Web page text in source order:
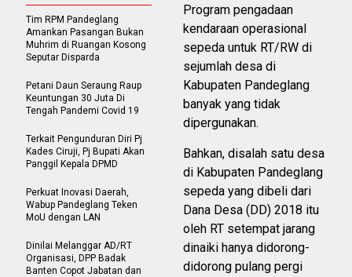
Program pengadaan
kendaraan operasional
sepeda untuk RT/RW di
sejumlah desa di
Kabupaten Pandeglang
banyak yang tidak
dipergunakan.
Bahkan, disalah satu desa
di Kabupaten Pandeglang
sepeda yang dibeli dari
Dana Desa (DD) 2018 itu
oleh RT setempat jarang
dinaiki hanya didorong-
didorong pulang pergi
Tim RPM Pandeglang
Amankan Pasangan Bukan
Muhrim di Ruangan Kosong
Seputar Disparda
Petani Daun Seraung Raup
Keuntungan 30 Juta Di
Tengah Pandemi Covid 19
Terkait Pengunduran Diri Pj
Kades Ciruji, Pj Bupati Akan
Panggil Kepala DPMD
Perkuat Inovasi Daerah,
Wabup Pandeglang Teken
MoU dengan LAN
Dinilai Melanggar AD/RT
Organisasi, DPP Badak
Banten Copot Jabatan dan